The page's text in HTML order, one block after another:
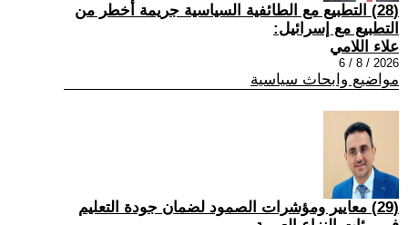
(28) التطبيع مع الطائفية السياسية جريمة أخطر من
التطبيع مع إسرائيل:
علاء اللامي
2026 / 8 / 6
مواضيع وابحاث سياسية
(29) معايير ومؤشرات الصمود لضمان جودة التعليم